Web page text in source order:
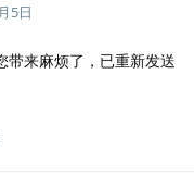
5日
带来麻烦了，已重新发送